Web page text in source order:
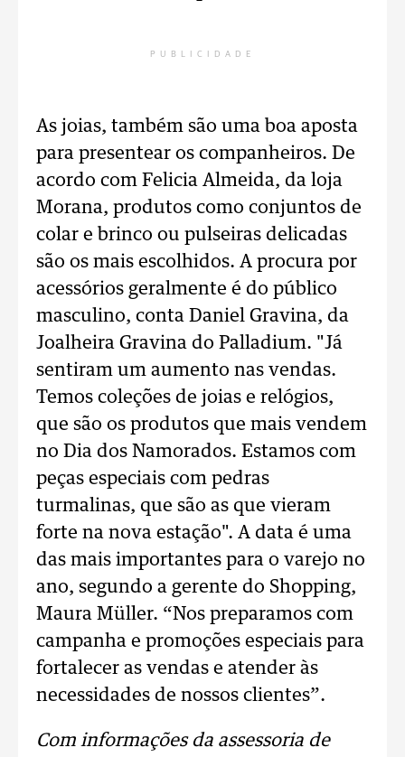
PUBLICIDADE
As joias, também são uma boa aposta
para presentear os companheiros. De
acordo com Felicia Almeida, da loja
Morana, produtos como conjuntos de
colar e brinco ou pulseiras delicadas
são os mais escolhidos. A procura por
acessórios geralmente é do público
masculino, conta Daniel Gravina, da
Joalheira Gravina do Palladium. "Já
sentiram um aumento nas vendas.
Temos coleções de joias e relógios,
que são os produtos que mais vendem
no Dia dos Namorados. Estamos com
peças especiais com pedras
turmalinas, que são as que vieram
forte na nova estação". A data é uma
das mais importantes para o varejo no
ano, segundo a gerente do Shopping,
Maura Müller. “Nos preparamos com
campanha e promoções especiais para
fortalecer as vendas e atender às
necessidades de nossos clientes”.
Com informações da assessoria de